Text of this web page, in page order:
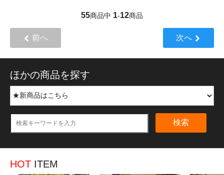
55商品中 1-12商品
前へ 次へ
ほかの商品を探す
検索
HOT ITEM